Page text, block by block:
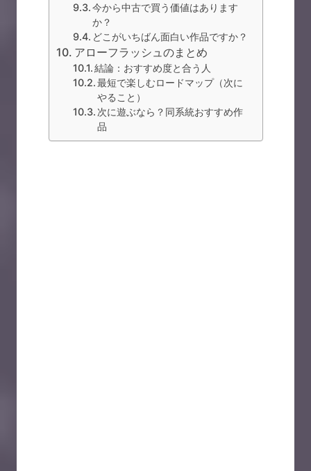
今から中古で買う価値はあります
か？
どこがいちばん面白い作品ですか？
アローフラッシュのまとめ
結論：おすすめ度と合う人
最短で楽しむロードマップ（次に
やること）
次に遊ぶなら？同系統おすすめ作
品